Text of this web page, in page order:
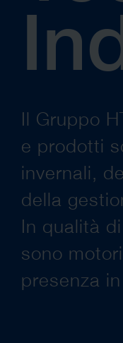
Il Gruppo
e prodotti
invernali,
della
In qualità
sono
presenza